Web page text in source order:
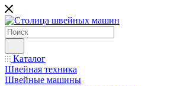
Каталог
Швейная техника
Швейные машины